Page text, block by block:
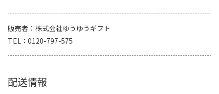
販売者
株式会社ゆうゆうギフト
TEL
0120-797-575
配送情報